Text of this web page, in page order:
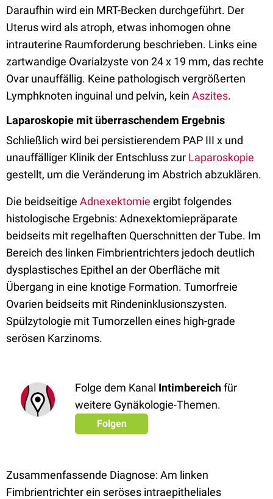
Daraufhin wird ein MRT-Becken durchgeführt. Der
Uterus wird als atroph, etwas inhomogen ohne
intrauterine Raumforderung beschrieben. Links eine
zartwandige Ovarialzyste von 24 x 19 mm, das rechte
Ovar unauffällig. Keine pathologisch vergrößerten
Lymphknoten inguinal und pelvin, kein Aszites.
Laparoskopie mit überraschendem Ergebnis
Schließlich wird bei persistierendem PAP III x und
unauffälliger Klinik der Entschluss zur Laparoskopie
gestellt, um die Veränderung im Abstrich abzuklären.
Die beidseitige Adnexektomie ergibt folgendes
histologische Ergebnis: Adnexektomiepräparate
beidseits mit regelhaften Querschnitten der Tube. Im
Bereich des linken Fimbrientrichters jedoch deutlich
dysplastisches Epithel an der Oberfläche mit
Übergang in eine knotige Formation. Tumorfreie
Ovarien beidseits mit Rindeninklusionszysten.
Spülzytologie mit Tumorzellen eines high-grade
serösen Karzinoms.
Folge dem Kanal Intimbereichfür
weitere Gynäkologie-Themen.
Folgen
Zusammenfassende Diagnose: Am linken
Fimbrientrichter ein seröses intraepitheliales